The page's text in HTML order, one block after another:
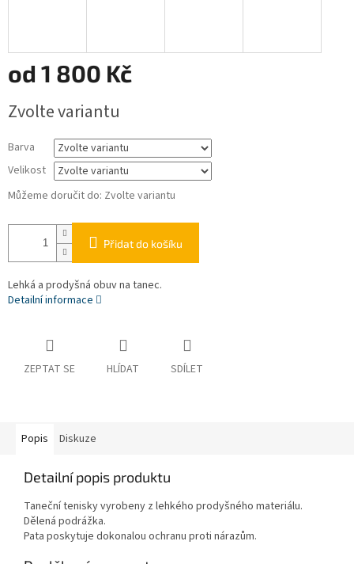
od 1 800 Kč
cena:
Zvolte variantu
Barva
Velikost
Můžeme doručit do: Zvolte variantu
Přidat do košíku
Lehká a prodyšná obuv na tanec.
Detailní informace
ZEPTAT SE HLÍDAT SDÍLET
Popis Diskuze
Detailní popis produktu
Taneční tenisky vyrobeny z lehkého prodyšného materiálu.
Dělená podrážka.
Pata poskytuje dokonalou ochranu proti nárazům.